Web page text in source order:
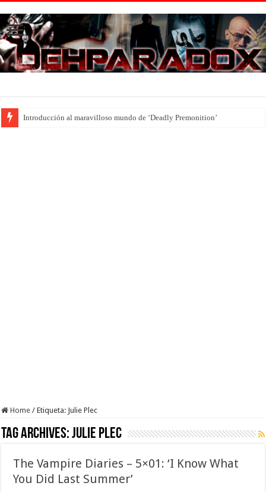
Introducción al maravilloso mundo de ‘Deadly Premonition’
Home / Etiqueta: Julie Plec
Tag Archives:Julie Plec
The Vampire Diaries – 5×01: ‘I Know What
You Did Last Summer’